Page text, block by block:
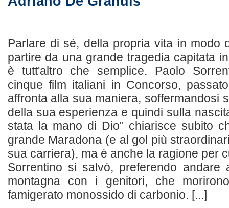
Parlare di sé, della propria vita in modo
partire da una grande tragedia capitata
è tutt'altro che semplice. Paolo
cinque film italiani in Concorso,
affronta alla sua maniera, soffermandosi
della sua esperienza e quindi sulla
stata la mano di Dio" chiarisce subito
grande Maradona (e al gol più
sua carriera), ma è anche la ragione per
Sorrentino si salvò, preferendo
montagna con i genitori, che
famigerato monossido di carbonio. [...]